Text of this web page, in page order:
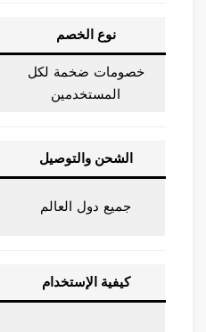
نوع الخصم
خصومات ضخمة لكل
المستخدمين
الشحن والتوصيل
جميع دول العالم
كيفية الإستخدام